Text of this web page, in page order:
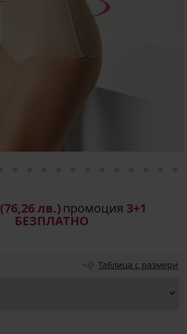
(76,26 лв.) промоция 3+1
БЕЗПЛАТНО
Таблица с размери